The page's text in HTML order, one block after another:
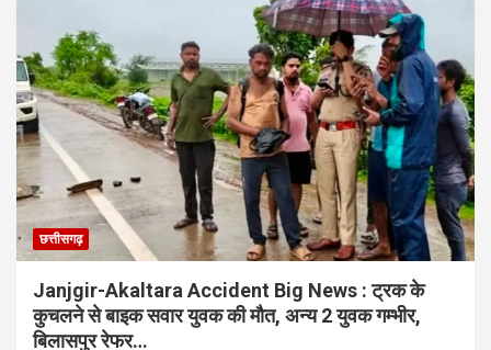
छत्तीसगढ़
Janjgir-Akaltara Accident Big News : ट्रक के
कुचलने से बाइक सवार युवक की मौत, अन्य 2 युवक गम्भीर,
बिलासपुर रेफर…